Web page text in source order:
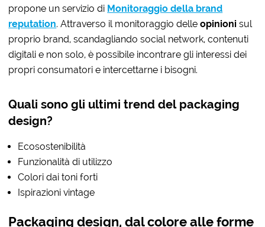
propone un servizio di Monitoraggio della brand
reputation. Attraverso il monitoraggio delleopinioni sul
proprio brand, scandagliando social network, contenuti
digitali e non solo, è possibile incontrare gli interessi dei
propri consumatori e intercettarne i bisogni.
Quali sono gli ultimi trend del packaging
design?
Ecosostenibilità
Funzionalità di utilizzo
Colori dai toni forti
Ispirazioni vintage
Packaging design, dal colore alle forme